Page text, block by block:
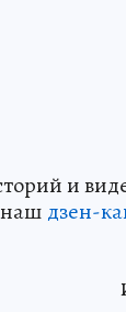
и
дзен-